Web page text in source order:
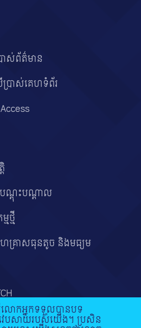
ស់ព័ត៌មាន
ប្រាស់គេហទំព័រ
បណ្តុះបណ្តាល
ថ្មី
គ្រាសធុនតូច និងមធ្យម
លោកអ្នកទទួលបានបទ
េបសាយរបស់យើង។ ប្រសិន